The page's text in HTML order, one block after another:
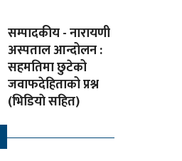
सम्पादकीय - नारायणी
अस्पताल आन्दोलन :
सहमतिमा छुटेको
जवाफदेहिताको प्रश्न
(भिडियाे सहित)